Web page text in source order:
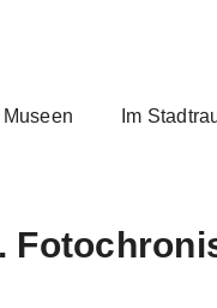
Museen Im